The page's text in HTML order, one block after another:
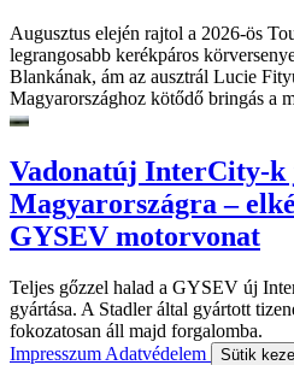
Augusztus elején rajtol a 2026-ös
legrangosabb kerékpáros
Blankának, ám az ausztrál Lucie
Magyarországhoz kötődő bringás a
Vadonatúj InterCity-k
Magyarországra –
GYSEV motorvonat
Teljes gőzzel halad a GYSEV új
gyártása. A Stadler által gyártott
fokozatosan áll majd forgalomba.
Impresszum Adatvédelem Sütik